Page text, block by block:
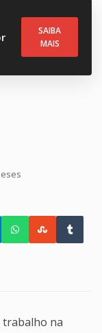
SAIBA
MAIS
trabalho na